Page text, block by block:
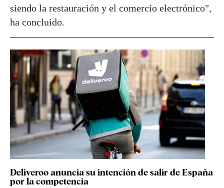
siendo la restauración y el comercio electrónico",
ha concluido.
Deliveroo anuncia su intención de salir de España
por la competencia